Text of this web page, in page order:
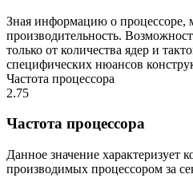
Зная информацию о процессоре,
производительность.
только от количества ядер и
специфических нюансов
Частота процессора
2.75
Частота процессора
Данное значение характеризует
производимых процессором за